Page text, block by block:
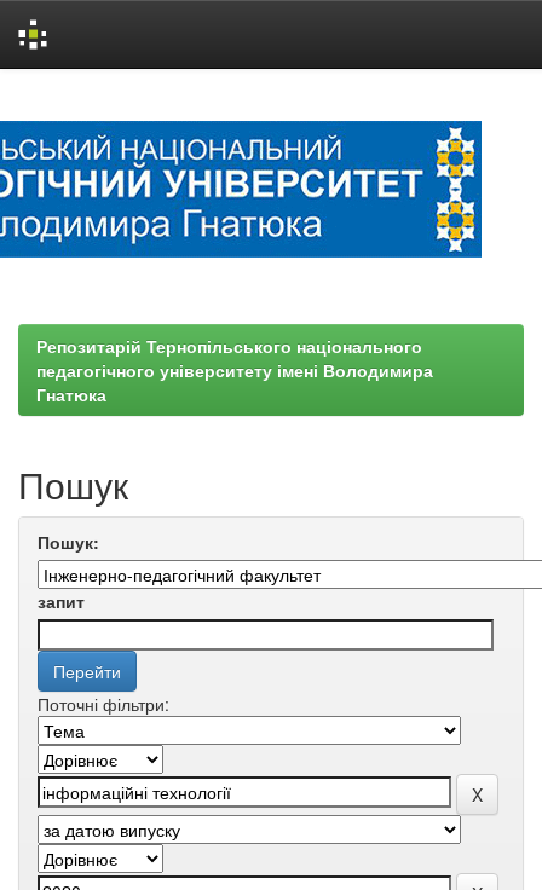
Репозитарій Тернопільського національного
педагогічного університету імені Володимира
Гнатюка
Пошук
Пошук:
запит
Поточні фільтри: